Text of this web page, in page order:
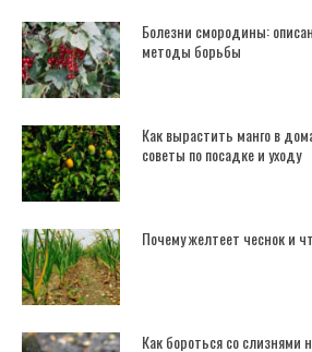
Болезни смородины:
методы борьбы
Как вырастить манго в
советы по посадке и уходу
Почему желтеет чеснок и
Как бороться со слизнями